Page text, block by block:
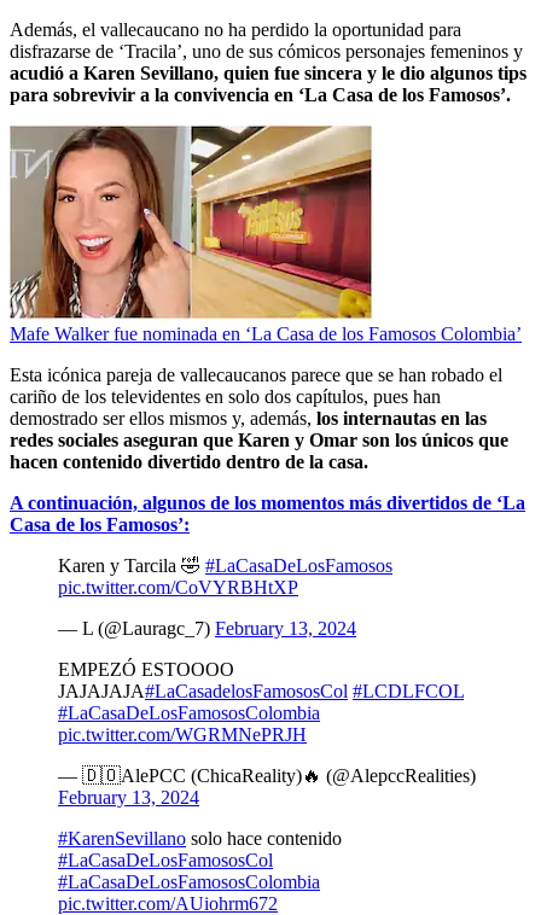
Además, el vallecaucano no ha perdido la oportunidad para
disfrazarse de ‘Tracila’, uno de sus cómicos personajes femeninos y
acudió a Karen Sevillano, quien fue sincera y le dio algunos tips
para sobrevivir a la convivencia en ‘La Casa de los Famosos’.
Mafe Walker fue nominada en ‘La Casa de los Famosos Colombia’
Esta icónica pareja de vallecaucanos parece que se han robado el
cariño de los televidentes en solo dos capítulos, pues han
demostrado ser ellos mismos y, además, los internautas en las
redes sociales aseguran que Karen y Omar son los únicos que
hacen contenido divertido dentro de la casa.
A continuación, algunos de los momentos más divertidos de ‘La
Casa de los Famosos’:
Karen y Tarcila 🤣 #LaCasaDeLosFamosos
pic.twitter.com/CoVYRBHtXP
— L (@Lauragc_7) February 13, 2024
EMPEZÓ ESTOOOO
JAJAJAJA#LaCasadelosFamososCol #LCDLFCOL
#LaCasaDeLosFamososColombia
pic.twitter.com/WGRMNePRJH
— 🇩🇴AlePCC (ChicaReality)🔥 (@AlepccRealities)
February 13, 2024
#KarenSevillano solo hace contenido
#LaCasaDeLosFamososCol
#LaCasaDeLosFamososColombia
pic.twitter.com/AUiohrm672